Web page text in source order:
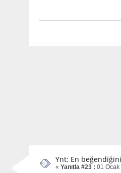
Ynt: En
« Yanıtla #23 : 01 Ocak